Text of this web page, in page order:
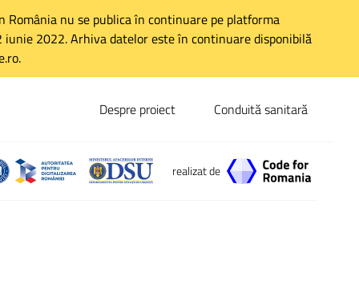
nu se publica în continuare pe platforma
2022. Arhiva datelor este în continuare disponibilă
Despre proiect Conduită sanitară
realizat de